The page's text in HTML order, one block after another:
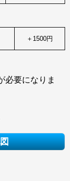
＋1500円
必要になりま